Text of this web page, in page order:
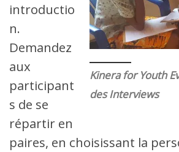
Kinera for Youth
des Interviews
introductio
n.
Demandez
aux
participant
s de se
répartir en
paires, en choisissant la